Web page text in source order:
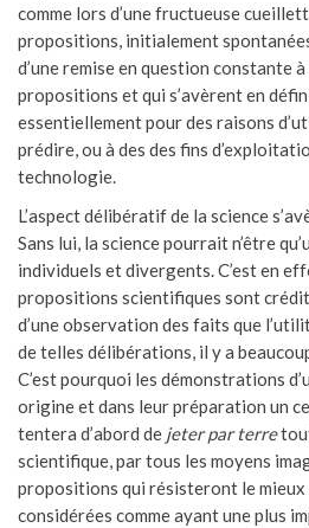
comme lors d’une fructueuse
propositions, initialement
d’une remise en question constante
propositions et qui s’avèrent en
essentiellement pour des raisons
prédire, ou à des des fins
technologie.
L’aspect délibératif de la science
Sans lui, la science pourrait n’être
individuels et divergents. C’est en
propositions scientifiques sont
d’une observation des faits que
de telles délibérations, il y a
C’est pourquoi les démonstrations
origine et dans leur préparation un
tentera d’abord de jeter par terre
scientifique, par tous les moyens
propositions qui résisteront le
considérées comme ayant une plus